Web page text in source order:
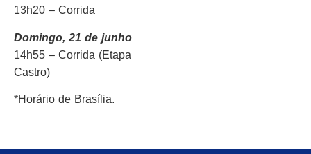
13h20 – Corrida
Domingo, 21 de junho
14h55 – Corrida (Etapa
Castro)
*Horário de Brasília.